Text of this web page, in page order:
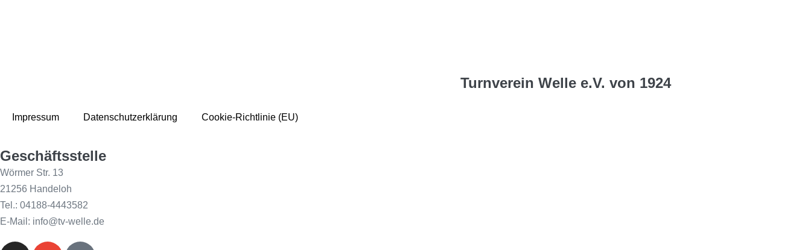
Turnverein Welle e.V. von 1924
Impressum Datenschutzerklärung Cookie-Richtlinie (EU)
Geschäftsstelle
Wörmer Str. 13
21256 Handeloh
Tel.: 04188-4443582
E-Mail: info@tv-welle.de